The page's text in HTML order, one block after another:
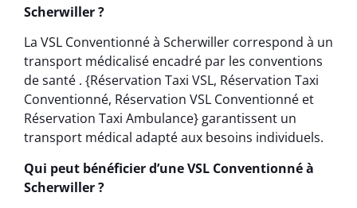
Scherwiller ?
La VSL Conventionné à Scherwiller correspond à un
transport médicalisé encadré par les conventions
de santé . {Réservation Taxi VSL, Réservation Taxi
Conventionné, Réservation VSL Conventionné et
Réservation Taxi Ambulance} garantissent un
transport médical adapté aux besoins individuels.
Qui peut bénéficier d’une VSL Conventionné à
Scherwiller ?